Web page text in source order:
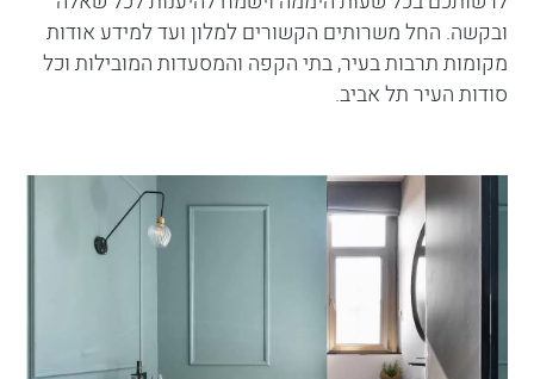
ובקשה. החל משרותים הקשורים למלון ועד למידע אודות
מקומות תרבות בעיר, בתי הקפה והמסעדות המובילות וכל
סודות העיר תל אביב.